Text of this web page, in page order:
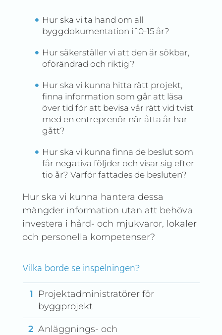
Hur ska vi ta hand om all
byggdokumentation i 10-15 år?
Hur säkerställer vi att den är sökbar,
oförändrad och riktig?
Hur ska vi kunna hitta rätt projekt,
finna information som går att läsa
över tid för att bevisa vår rätt vid tvist
med en entreprenör när åtta år har
gått?
Hur ska vi kunna finna de beslut som
får negativa följder och visar sig efter
tio år? Varför fattades de besluten?
Hur ska vi kunna hantera dessa
mängder information utan att behöva
investera i hård- och mjukvaror, lokaler
och personella kompetenser?
Vilka borde se inspelningen?
Projektadministratörer för
byggprojekt
Anläggnings- och